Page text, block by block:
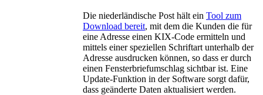
Die niederländische Post hält ein Tool zum
Download bereit, mit dem die Kunden die für
eine Adresse einen KIX-Code ermitteln und
mittels einer speziellen Schriftart unterhalb der
Adresse ausdrucken können, so dass er durch
einen Fensterbriefumschlag sichtbar ist. Eine
Update-Funktion in der Software sorgt dafür,
dass geänderte Daten aktualisiert werden.